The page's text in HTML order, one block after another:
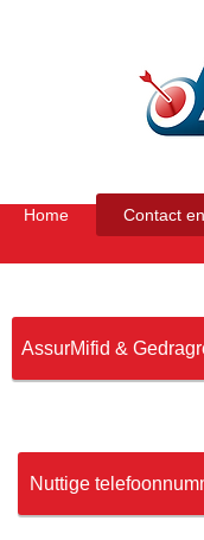
Home Contact
AssurMifid &
Nuttige